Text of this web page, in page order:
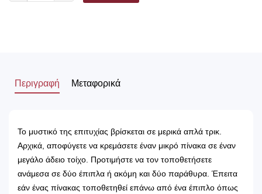
Περιγραφή Μεταφορικά
Το μυστικό της επιτυχίας βρίσκεται σε μερικά απλά τρικ.
Αρχικά, αποφύγετε να κρεμάσετε έναν μικρό πίνακα σε έναν
μεγάλο άδειο τοίχο. Προτιμήστε να τον τοποθετήσετε
ανάμεσα σε δύο έπιπλα ή ακόμη και δύο παράθυρα. Έπειτα
εάν ένας πίνακας τοποθετηθεί επάνω από ένα έπιπλο όπως